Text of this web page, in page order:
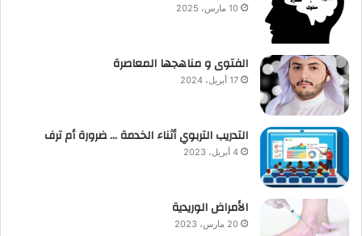
10 مارس، 2025
الفتوى و مناهجها المعاصرة
17 أبريل، 2024
التدريب التربوي أثناء الخدمة … ضرورة أم ترف
4 أبريل، 2023
الأمراض الوريدية
20 مارس، 2023